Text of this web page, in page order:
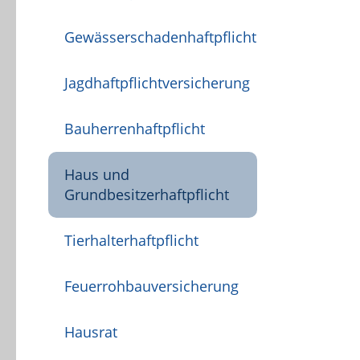
Gewässerschadenhaftpflicht
Jagdhaftpflichtversicherung
Bauherrenhaftpflicht
Haus und
Grundbesitzerhaftpflicht
Tierhalterhaftpflicht
Feuerrohbauversicherung
Hausrat